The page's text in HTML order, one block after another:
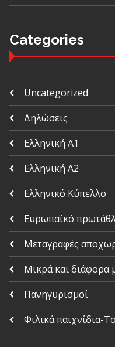
Categories
Uncategorized
Δηλώσεις
Ελληνική Α1
Ελληνική Α2
Ελληνικό Κύπελλο
Ευρωπαϊκό
Μεταγραφές
Μικρά και διάφορα
Πανηγυρισμοί
Φιλικά παιχνίδια-